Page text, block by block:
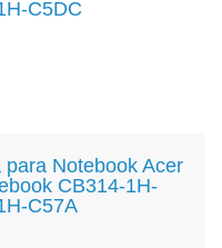
C5DC
para Notebook Acer
CB314-1H-
C57A